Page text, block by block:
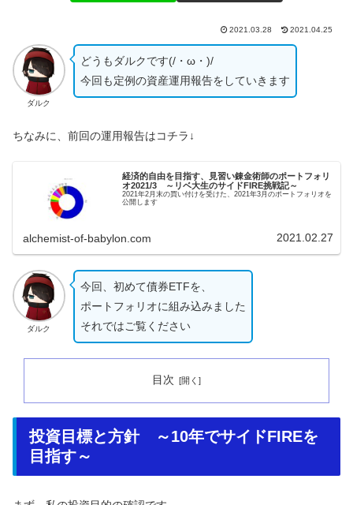
2021.03.28 2021.04.25
ダルク
どうもダルクです(/・ω・)/
今回も定例の資産運用報告をしていきます
ちなみに、前回の運用報告はコチラ↓
経済的自由を目指す、見習い錬金術師のポートフォリ
オ2021/3 ～リベ大生のサイドFIRE挑戦記～
2021年2月末の買い付けを受けた、2021年3月のポートフォリオを
公開します
alchemist-of-babylon.com 2021.02.27
ダルク
今回、初めて債券ETFを、
ポートフォリオに組み込みました
それではご覧ください
目次
投資目標と方針 ～10年でサイドFIREを
目指す～